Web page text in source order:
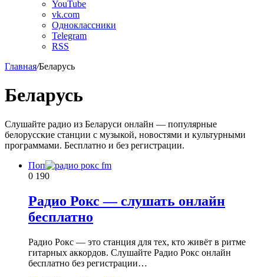
YouTube
vk.com
Одноклассники
Telegram
RSS
Главная/Беларусь
Беларусь
Слушайте радио из Беларуси онлайн — популярные
белорусские станции с музыкой, новостями и культурными
программами. Бесплатно и без регистрации.
Поп
0 190
Радио Рокс — слушать онлайн
бесплатно
Радио Рокс — это станция для тех, кто живёт в ритме
гитарных аккордов. Слушайте Радио Рокс онлайн
бесплатно без регистрации…